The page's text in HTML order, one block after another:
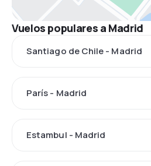
Vuelos populares a Madrid
Santiago de Chile - Madrid
París - Madrid
Estambul - Madrid